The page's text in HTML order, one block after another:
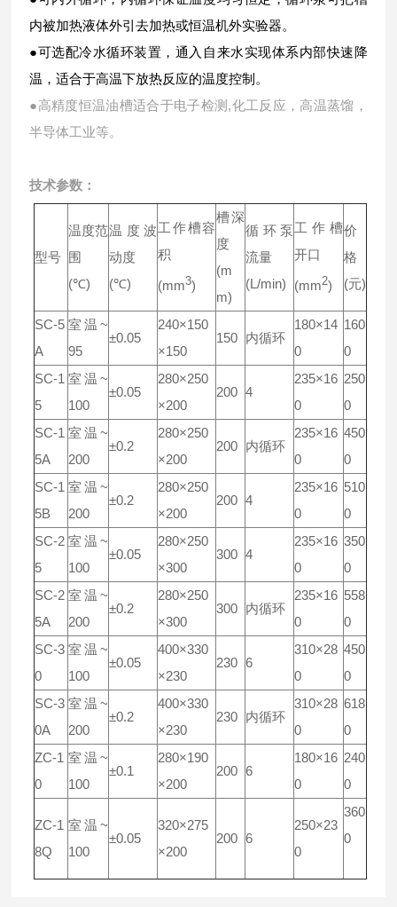
内被加热液体外引去加热或恒温机外实验器。
●可选配冷水循环装置，通入自来水实现体系内部快速降
温，适合于高温下放热反应的温度控制。
●高精度恒温油槽适合于电子检测,化工反应，高温蒸馏，
半导体工业等。
技术参数：
型号
温度范
围
(℃)
温度波
动度
(℃)
工作槽容
积
(mm3)
槽深
度
(m
m)
循环泵
流量
(L/min)
工作槽
开口
(mm2)
价
格
(元)
SC-5
A
室温~
95
±0.05
240×150
×150
150 内循环
180×14
0
160
0
SC-1
5
室温~
100
±0.05
280×250
×200
200 4
235×16
0
250
0
SC-1
5A
室温~
200
±0.2
280×250
×200
200 内循环
235×16
0
450
0
SC-1
5B
室温~
200
±0.2
280×250
×200
200 4
235×16
0
510
0
SC-2
5
室温~
100
±0.05
280×250
×300
300 4
235×16
0
350
0
SC-2
5A
室温~
200
±0.2
280×250
×300
300 内循环
235×16
0
558
0
SC-3
0
室温~
100
±0.05
400×330
×230
230 6
310×28
0
450
0
SC-3
0A
室温~
200
±0.2
400×330
×230
230 内循环
310×28
0
618
0
ZC-1
0
室温~
100
±0.1
280×190
×200
200 6
180×16
0
240
0
ZC-1
8Q
室温~
100
±0.05
320×275
×200
200 6
250×23
0
360
0